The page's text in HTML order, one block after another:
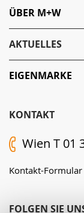
KONTAKT
Wien T 01
Kontakt-Formular
FOLGEN SIE
ÜBER M+W
AKTUELLES
EIGENMARKE